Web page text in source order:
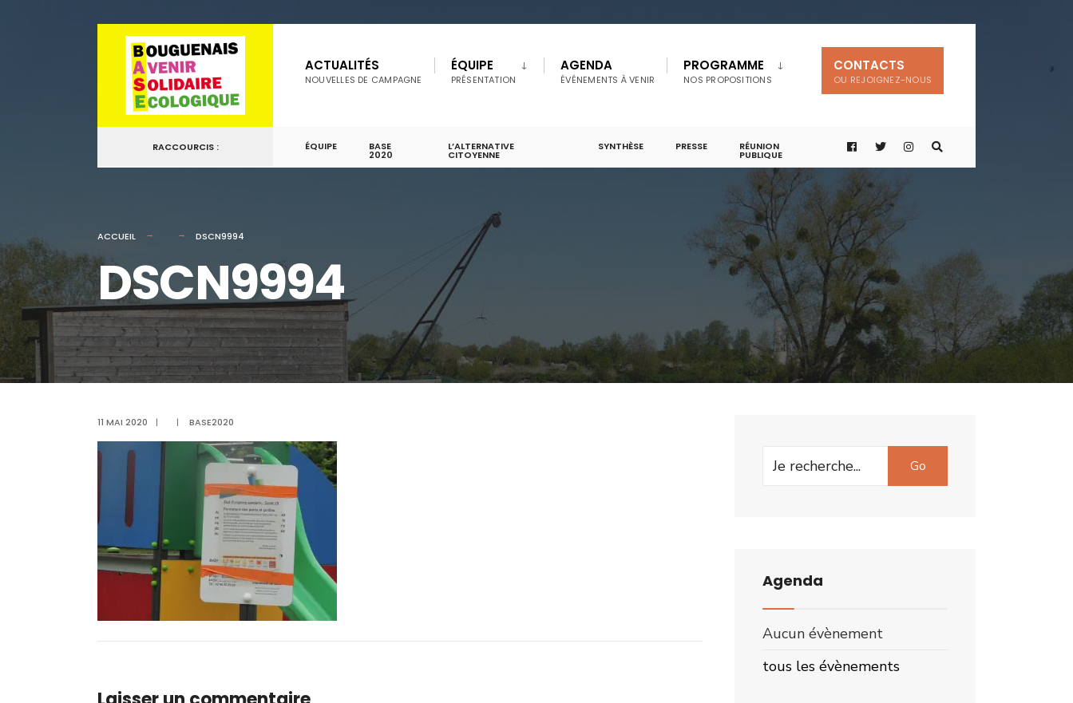
Passer
contenu
ACTUALITÉS
NOUVELLES DE CAMPAGNE
ÉQUIPE
PRÉSENTATION
AGENDA
ÉVÉNEMENTS À VENIR
PROGRAMME
NOS PROPOSITIONS
CONTACTS
OU REJOIGNEZ-NOUS
RACCOURCIS : ÉQUIPE BASE
2020
L’ALTERNATIVE
CITOYENNE
SYNTHÈSE PRESSE RÉUNION
PUBLIQUE
ACCUEIL DSCN9994
DSCN9994
11 MAI 2020 | | BASE2020
Search
Go
Agenda
Aucun évènement
tous les évènements